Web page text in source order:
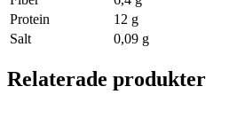
Protein
12 g
Salt
0,09 g
Relaterade produkter